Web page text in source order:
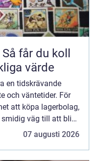
får du koll
värde
en tidskrävande
och väntetider. För
att köpa lagerbolag,
smidig väg till att bli
07 augusti 2026